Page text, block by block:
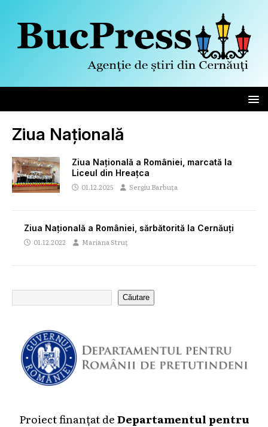
Ziua Națională
Ziua Națională a României, marcată la
Liceul din Hreațca
01.12.2025 Sergiu Barbuța
Ziua Națională a României, sărbătorită la Cernăuți
01.12.2022 Mariana Struț
Căutare
Proiect finanțat deDepartamentul pentru